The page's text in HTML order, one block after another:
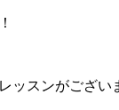
ッスンがござい